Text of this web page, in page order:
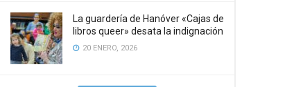
La guardería de Hanóver «Cajas de
libros queer» desata la indignación
20 ENERO, 2026